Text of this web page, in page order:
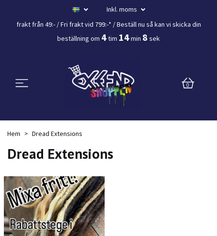
Inkl. moms
frakt från 49:- /Fri frakt vid 799:-* / Beställ nu så kan vi skicka din
beställning om 4tim 14min 7 sek
0
Hem Dread Extensions
Dread Extensions